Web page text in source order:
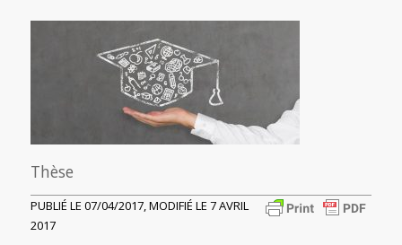
Thèse
PUBLIÉ LE 07/04/2017, MODIFIÉ LE 7 AVRIL
2017